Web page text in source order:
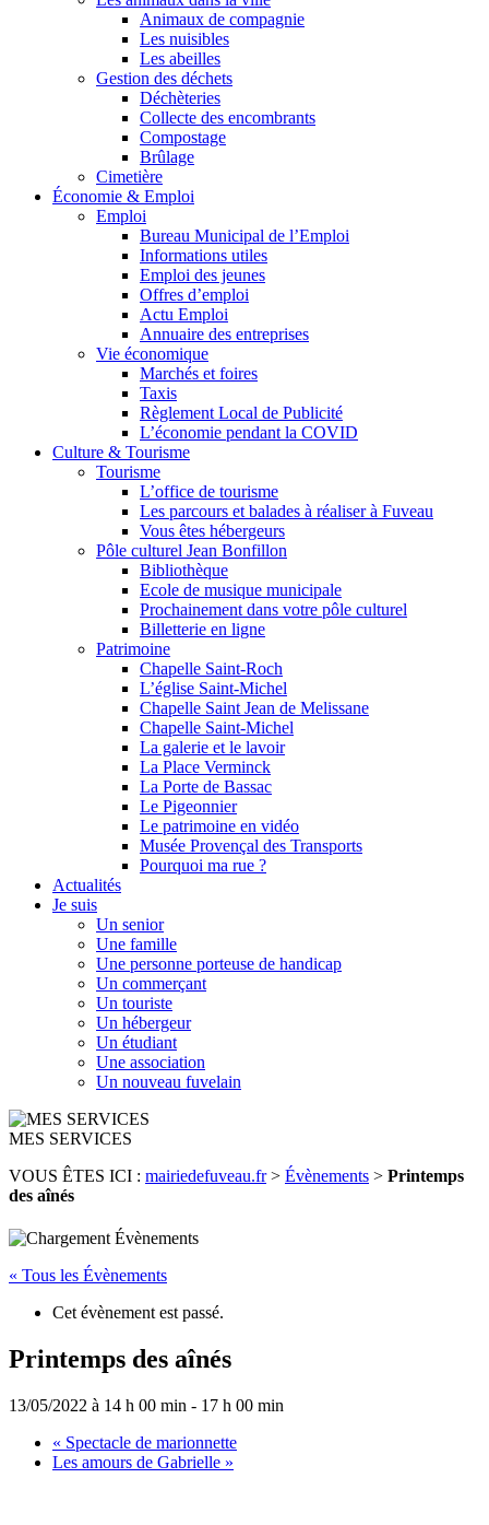
Animaux de compagnie
Les nuisibles
Les abeilles
Gestion des déchets
Déchèteries
Collecte des encombrants
Compostage
Brûlage
Cimetière
Économie & Emploi
Emploi
Bureau Municipal de l’Emploi
Informations utiles
Emploi des jeunes
Offres d’emploi
Actu Emploi
Annuaire des entreprises
Vie économique
Marchés et foires
Taxis
Règlement Local de Publicité
L’économie pendant la COVID
Culture & Tourisme
Tourisme
L’office de tourisme
Les parcours et balades à réaliser à Fuveau
Vous êtes hébergeurs
Pôle culturel Jean Bonfillon
Bibliothèque
Ecole de musique municipale
Prochainement dans votre pôle culturel
Billetterie en ligne
Patrimoine
Chapelle Saint-Roch
L’église Saint-Michel
Chapelle Saint Jean de Melissane
Chapelle Saint-Michel
La galerie et le lavoir
La Place Verminck
La Porte de Bassac
Le Pigeonnier
Le patrimoine en vidéo
Musée Provençal des Transports
Pourquoi ma rue ?
Actualités
Je suis
Un senior
Une famille
Une personne porteuse de handicap
Un commerçant
Un touriste
Un hébergeur
Un étudiant
Une association
Un nouveau fuvelain
MES SERVICES
VOUS ÊTES ICI : mairiedefuveau.fr> Évènements > Printemps
des aînés
« Tous les Évènements
Cet évènement est passé.
Printemps des aînés
13/05/2022 à 14 h 00 min - 17 h 00 min
« Spectacle de marionnette
Les amours de Gabrielle »